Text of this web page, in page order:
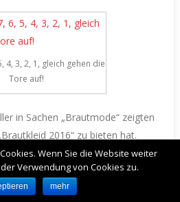
4, 3, 2, 1, gleich gehen die
Tore auf!
in Sachen „Brautmode“ zeigten
2016“ zu bieten hat.
Models von „Top Model
der choreographischen Leitung
Wenn Sie die Website weiter
Verwendung von Cookies zu.
mehr